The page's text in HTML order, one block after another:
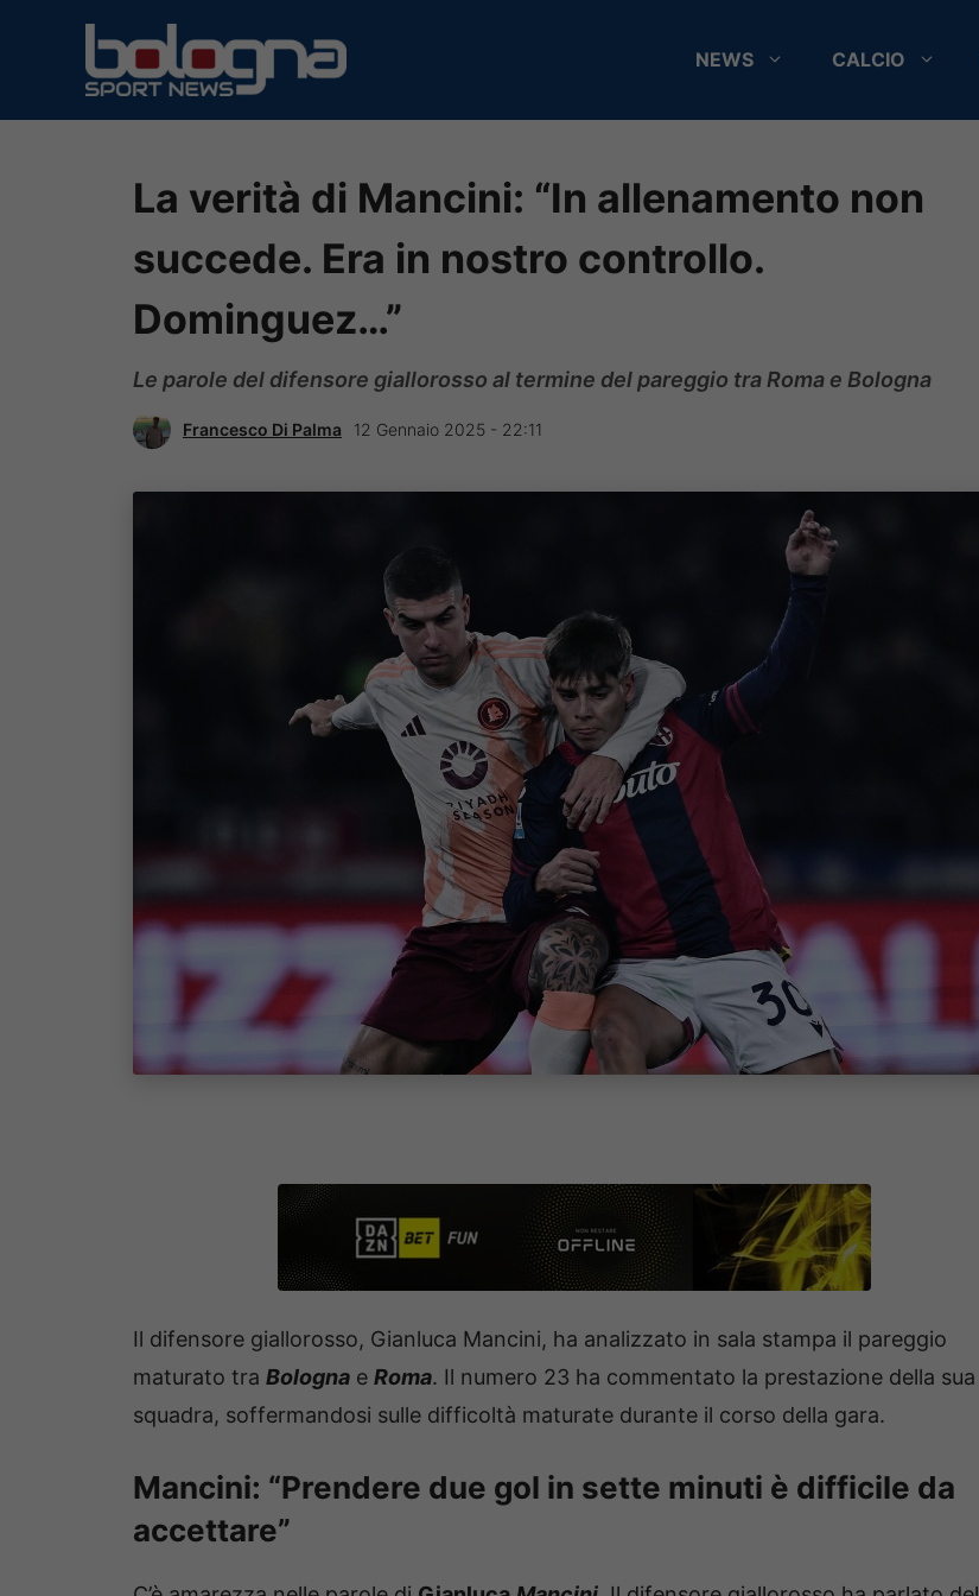
contenuto
NEWS CALCIO
La verità di Mancini: “In allenamento non
succede. Era in nostro controllo.
Dominguez…”
Le parole del difensore giallorosso al termine del pareggio tra Roma e Bologna
Francesco Di Palma 12 Gennaio 2025 - 22:11
Il difensore giallorosso, Gianluca Mancini, ha analizzato in sala stampa il pareggio
maturato tra Bologna e Roma. Il numero 23 ha commentato la prestazione della sua
squadra, soffermandosi sulle difficoltà maturate durante il corso della gara.
Mancini: “Prendere due gol in sette minuti è difficile da
accettare”